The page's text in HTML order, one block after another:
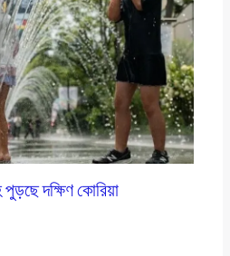
পুড়ছে দক্ষিণ কোরিয়া